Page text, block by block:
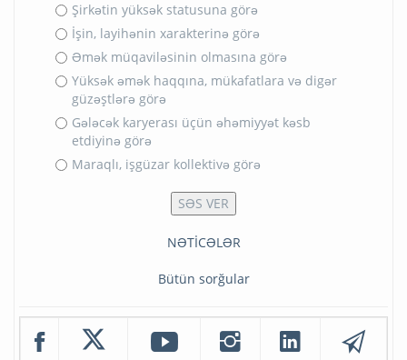
Şirkətin yüksək statusuna görə
İşin, layihənin xarakterinə görə
Əmək müqaviləsinin olmasına görə
Yüksək əmək haqqına, mükafatlara və digər
güzəştlərə görə
Gələcək karyerası üçün əhəmiyyət kəsb
etdiyinə görə
Maraqlı, işgüzar kollektivə görə
NƏTİCƏLƏR
Bütün sorğular